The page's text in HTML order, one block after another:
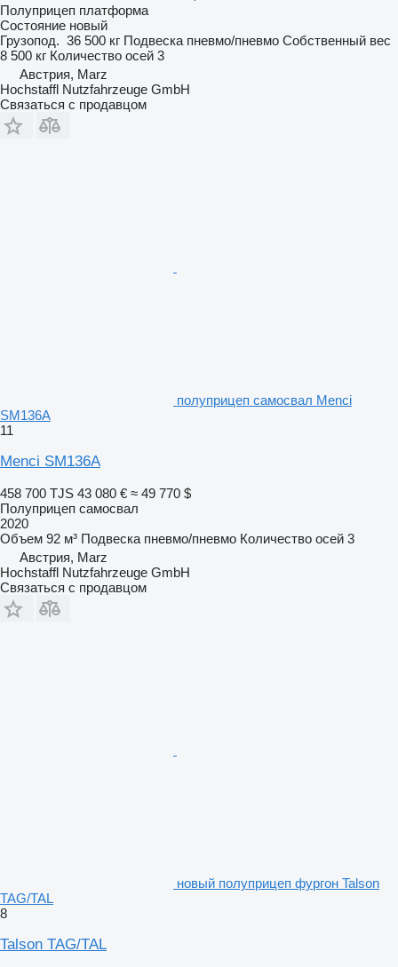
Полуприцеп платформа
Состояние новый
Грузопод. 36 500 кг Подвеска пневмо/пневмо Собственный вес
8 500 кг Количество осей 3
Австрия, Marz
Hochstaffl Nutzfahrzeuge GmbH
Связаться с продавцом
полуприцеп самосвал Menci
SM136A
11
Menci SM136A
458 700 TJS 43 080 € ≈ 49 770 $
Полуприцеп самосвал
2020
Объем 92 м³ Подвеска пневмо/пневмо Количество осей 3
Австрия, Marz
Hochstaffl Nutzfahrzeuge GmbH
Связаться с продавцом
новый полуприцеп фургон Talson
TAG/TAL
8
Talson TAG/TAL